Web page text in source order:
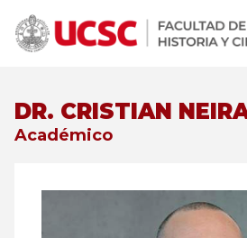
DR. CRISTIAN
Académico